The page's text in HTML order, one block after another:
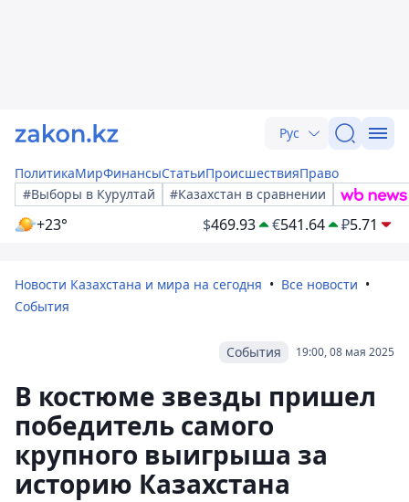
Рус
ПолитикаМирФинансыСтатьиПроисшествияПраво
#Выборы в Курултай
#Казахстан в сравнении
+23° $469.93 €541.64 ₽5.71
Новости Казахстана и мира на сегодня
Все новости
События
19:00, 08 мая 2025
События
В костюме звезды пришел
победитель самого
крупного выигрыша за
историю Казахстана